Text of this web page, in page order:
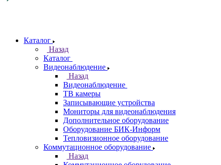
Каталог
Назад
Каталог
Видеонаблюдение
Назад
Видеонаблюдение
ТВ камеры
Записывающие устройства
Мониторы для видеонаблюдения
Дополнительное оборудование
Оборудование БИК-Информ
Тепловизионное оборудование
Коммутационное оборудование
Назад